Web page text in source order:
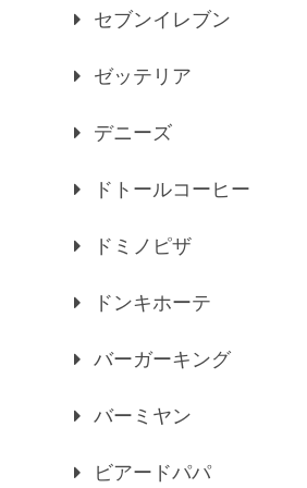
セブンイレブン
ゼッテリア
デニーズ
ドトールコーヒー
ドミノピザ
ドンキホーテ
バーガーキング
バーミヤン
ビアードパパ